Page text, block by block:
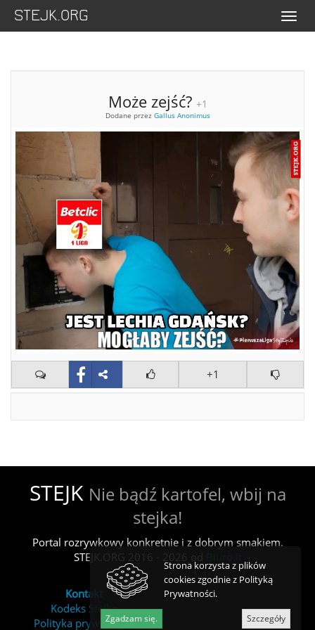
STEJK.ORG Menu
Może zejść? +1
Dodane przez Gallus Anonimus
+1
STEJK Nie bądź kartofel, wbij na
stejka!
Portal rozrywkowy konkretnie i z dobrym smakiem.
STEJK.ORG 2016 - 2026 od
Kontakt
Kodeks Stejka
Polityka prywatności
Strona korzysta z plików
cookies zgodnie z Polityką
Prywatności.
Zgadzam się. Szczegóły